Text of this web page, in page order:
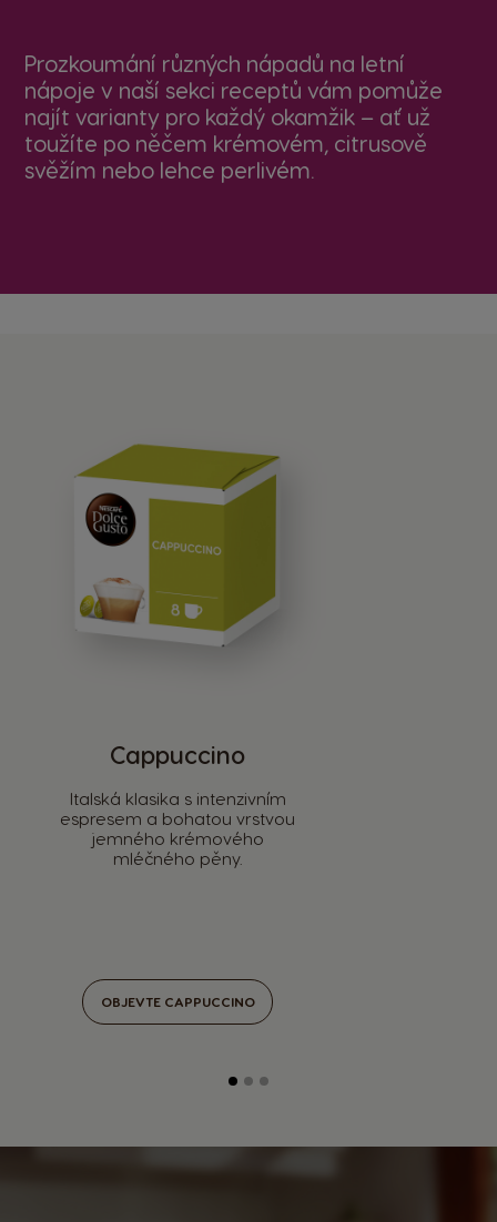
Prozkoumání různých nápadů na letní
nápoje v naší sekci receptů vám pomůže
najít varianty pro každý okamžik – ať už
toužíte po něčem krémovém, citrusově
svěžím nebo lehce perlivém.
Cappuccino
Italská klasika s intenzivním
espresem a bohatou vrstvou
jemného krémového
mléčného pěny.
OBJEVTE CAPPUCCINO